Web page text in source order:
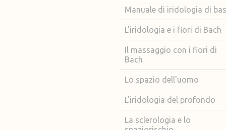
Manuale di iridologia di
L'iridologia e i fiori di Bach
Il massaggio con i fiori di
Bach
Lo spazio dell'uomo
L'iridologia del profondo
La sclerologia e lo